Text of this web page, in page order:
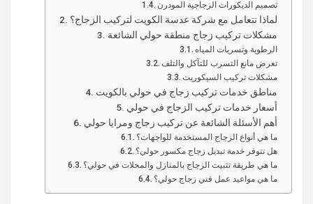
تصميم الديكورات الزجاجية المودرن
لماذا تتعامل مع شركة عدسة الكويت لتركيب الزجاج؟
مشكلات تركيب زجاج منطقة حولي الشائعة
الرطوبة وتسربات المياه
تعرض مانع التسرب للتآكل والتلف
مشكلات تركيب السيكوريت
مناطق خدمات تركيب زجاج في حولي بالكويت
أسعار خدمات تركيب الزجاج في حولي
أهم الأسئلة الشائعة عن تركيب زجاج ومرايا حولي
ما هي أنواع الزجاج المستخدمة للواجهات؟
هل تتوفر خدمة تبديل زجاج مكسور حولي؟
ما هي طريقة تثبيت الزجاج بالمنازل والمحلات في حولي؟
ما هي مواعيد عمل فني زجاج حولي؟